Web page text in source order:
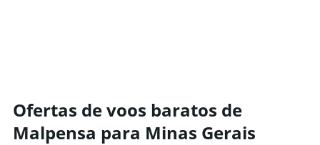
Ofertas de voos baratos de
Malpensa para Minas Gerais